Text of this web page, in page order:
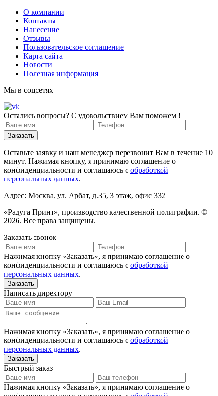
О компании
Контакты
Нанесение
Отзывы
Пользовательское соглашение
Карта сайта
Новости
Полезная информация
Мы в соцсетях
Остались вопросы? С удовольствием Вам поможем !
Оставьте заявку и наш менеджер перезвонит Вам в течение 10
минут. Нажимая кнопку, я принимаю соглашение о
конфиденциальности и соглашаюсь с обработкой
персональных данных.
Адрес: Москва, ул. Арбат, д.35, 3 этаж, офис 332
«Радуга Принт», производство качественной полиграфии. ©
2026. Все права защищены.
Заказать звонок
Нажимая кнопку «Заказать», я принимаю соглашение о
конфиденциальности и соглашаюсь с обработкой
персональных данных.
Написать директору
Нажимая кнопку «Заказать», я принимаю соглашение о
конфиденциальности и соглашаюсь с обработкой
персональных данных.
Быстрый заказ
Нажимая кнопку «Заказать», я принимаю соглашение о